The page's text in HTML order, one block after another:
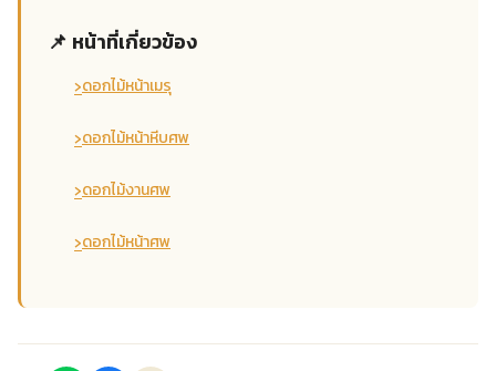
📌 หน้าที่เกี่ยวข้อง
›ดอกไม้หน้าเมรุ
›ดอกไม้หน้าหีบศพ
›ดอกไม้งานศพ
›ดอกไม้หน้าศพ